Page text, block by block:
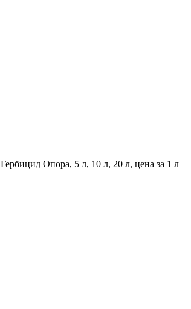
Гербицид Опора, 5 л, 10 л, 20 л, цена за 1 л